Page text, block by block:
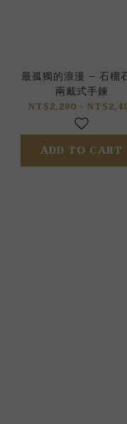
最孤獨的浪漫 – 石榴
兩戴式手鍊
NT$2,290 ~
ADD TO CART